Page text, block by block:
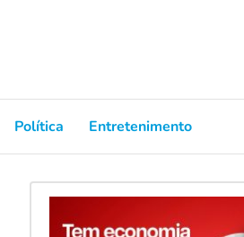
Política Entretenimento